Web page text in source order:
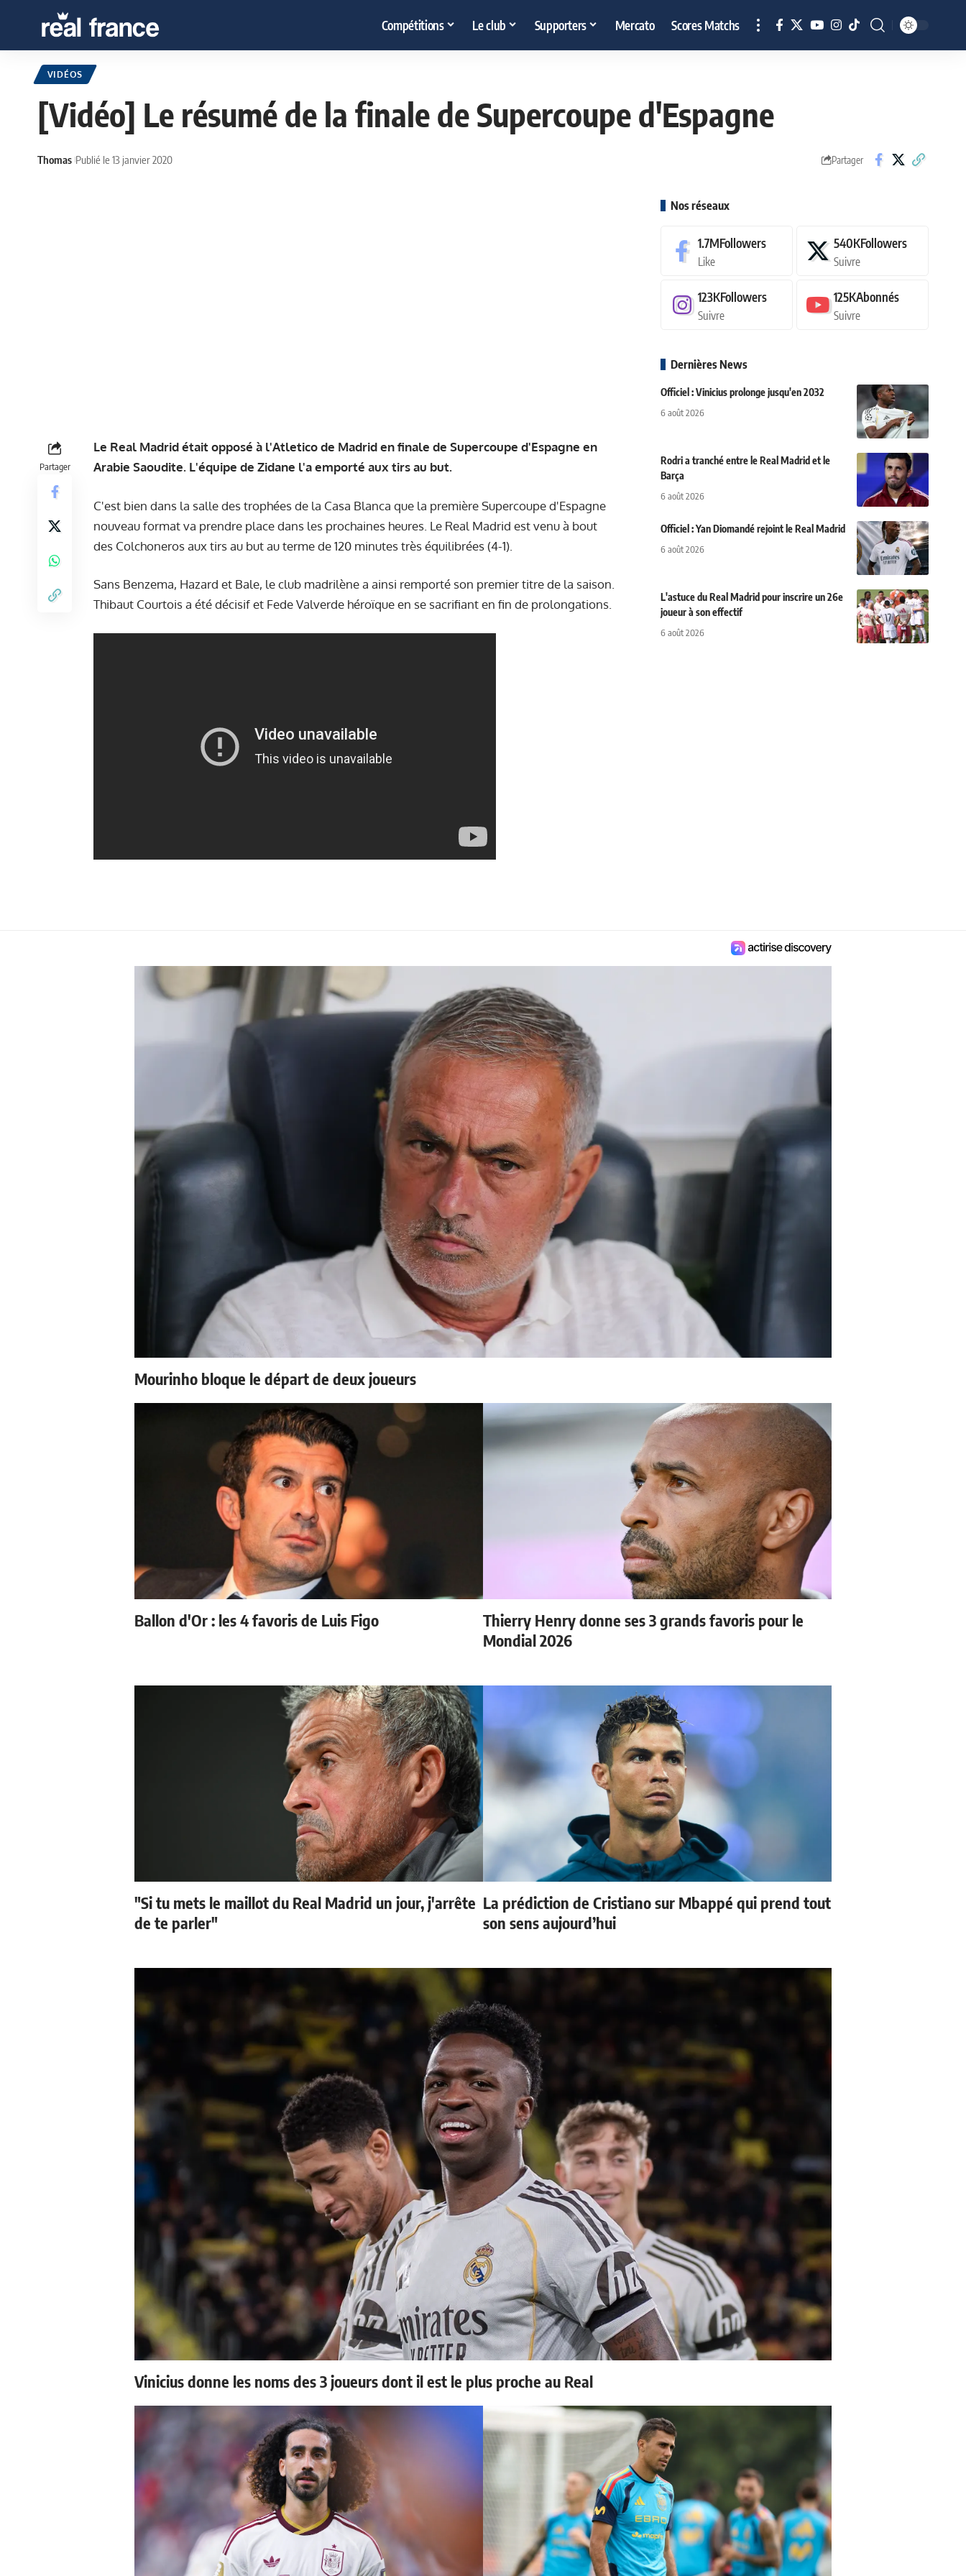
Compétitions Le club Supporters Mercato Scores Matchs
VIDÉOS
[Vidéo] Le résumé de la finale de Supercoupe d'Espagne
Thomas Publié le 13 janvier 2020 Partager
Partager
Le Real Madrid était opposé à l'Atletico de Madrid en finale de Supercoupe d'Espagne en
Arabie Saoudite. L'équipe de Zidane l'a emporté aux tirs au but.
C'est bien dans la salle des trophées de la Casa Blanca que la première Supercoupe d'Espagne
nouveau format va prendre place dans les prochaines heures. Le Real Madrid est venu à bout
des Colchoneros aux tirs au but au terme de 120 minutes très équilibrées (4-1).
Sans Benzema, Hazard et Bale, le club madrilène a ainsi remporté son premier titre de la saison.
Thibaut Courtois a été décisif et Fede Valverde héroïque en se sacrifiant en fin de prolongations.
Nos réseaux
1.7MFollowers
Like
540KFollowers
Suivre
123KFollowers
Suivre
125KAbonnés
Suivre
Dernières News
Officiel : Vinicius prolonge jusqu'en 2032
6 août 2026
Rodri a tranché entre le Real Madrid et le
Barça
6 août 2026
Officiel : Yan Diomandé rejoint le Real Madrid
6 août 2026
L'astuce du Real Madrid pour inscrire un 26e
joueur à son effectif
6 août 2026
Mourinho bloque le départ de deux joueurs
Ballon d'Or : les 4 favoris de Luis Figo
Thierry Henry donne ses 3 grands favoris pour le
Mondial 2026
"Si tu mets le maillot du Real Madrid un jour, j'arrête
de te parler"
La prédiction de Cristiano sur Mbappé qui prend tout
son sens aujourd’hui
Vinicius donne les noms des 3 joueurs dont il est le plus proche au Real